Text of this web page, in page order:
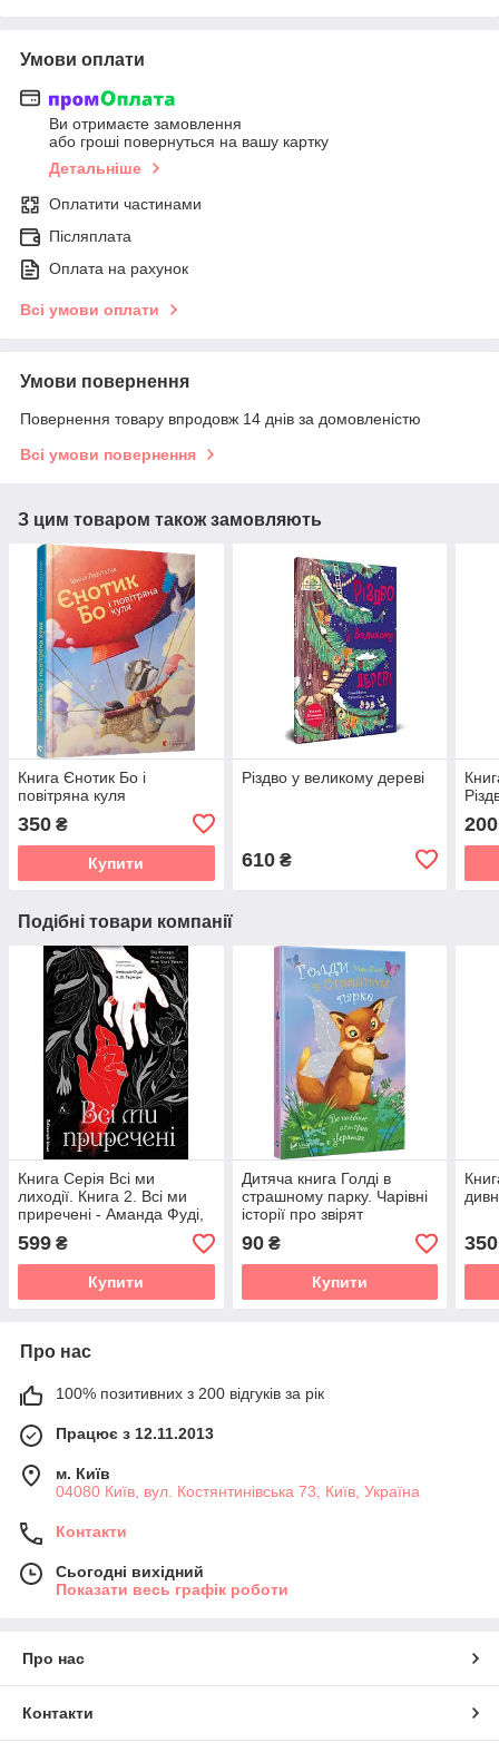
Умови оплати
Ви отримаєте замовлення
або гроші повернуться на вашу картку
Детальніше
Оплатити частинами
Післяплата
Оплата на рахунок
Всі умови оплати
Умови повернення
Повернення товару впродовж 14 днів за домовленістю
Всі умови повернення
З цим товаром також замовляють
Книга Єнотик Бо і
повітряна куля
350 ₴
Купити
Різдво у великому дереві
610₴
200
Подібні товари компанії
Книга Серія Всі ми
лиходії. Книга 2. Всі ми
приречені - Аманда Фуді,
Чарлі Лінн Герман
599 ₴
Купити
Дитяча книга Голді в
страшному парку. Чарівні
історії про звірят
(російською мовою)
90₴
Купити
350
Про нас
100% позитивних з 200 відгуків за рік
Працює з 12.11.2013
м. Київ
04080 Київ, вул. Костянтинівська 73, Київ, Україна
Контакти
Сьогодні вихідний
Показати весь графік роботи
Про нас
Контакти